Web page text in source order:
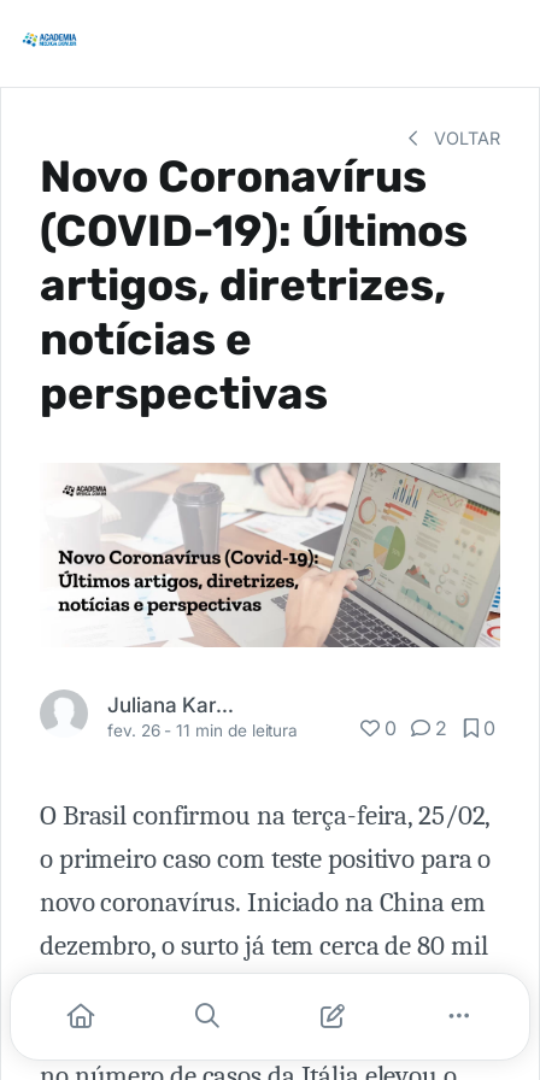
VOLTAR
Novo Coronavírus
(COVID-19): Últimos
artigos, diretrizes,
notícias e
perspectivas
Juliana Karpinski
fev. 26 -11 min de leitura 0 2 0
O Brasil confirmou na terça-feira, 25/02,
o primeiro caso com teste positivo para o
novo coronavírus. Iniciado na China em
dezembro, o surto já tem cerca de 80 mil
mortes. Nos últimos dias, o crescimento